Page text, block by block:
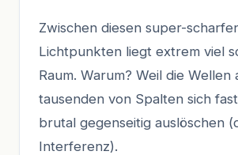
Zwischen diesen super-
Lichtpunkten liegt extrem viel
Raum. Warum? Weil die Wellen
tausenden von Spalten sich
brutal gegenseitig auslöschen
Interferenz).